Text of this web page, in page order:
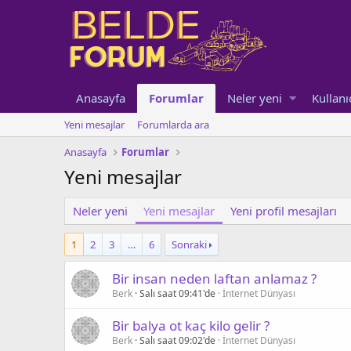
Anasayfa Forumlar Neler yeni
Yeni mesajlar
Forumlarda ara
Anasayfa
Forumlar
Yeni mesajlar
Neler yeni Yeni mesajlar Yeni profil mesajları
1 2 3 … 6 Sonraki
Bir insan neden laftan anlamaz ?
Berk Salı saat 09:41'de İnternet Dünyası
Bir balya ot kaç kilo gelir ?
Berk Salı saat 09:02'de İnternet Dünyası